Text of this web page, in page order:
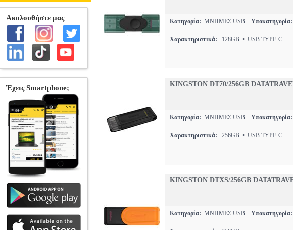
Κατηγορία: ΜΝΗΜΕΣ USB Υποκατηγορία:
Χαρακτηριστικά: 128GB • USB TYPE-C
KINGSTON DT70/256GB
Κατηγορία: ΜΝΗΜΕΣ USB Υποκατηγορία:
Χαρακτηριστικά: 256GB • USB TYPE-C
KINGSTON DTXS/256GB
Κατηγορία: ΜΝΗΜΕΣ USB Υποκατηγορία: